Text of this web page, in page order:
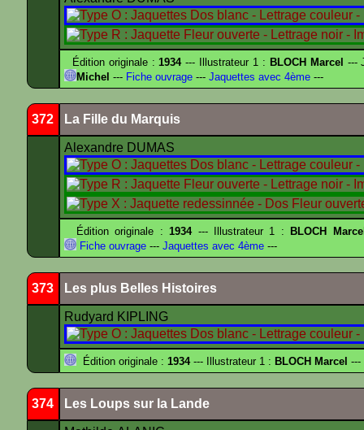
Édition originale :1934--- Illustrateur 1 : BLOCH Marcel ---
Michel --- Fiche ouvrage --- Jaquettes avec 4ème ---
372 La Fille du Marquis
Alexandre DUMAS
Édition originale :1934--- Illustrateur 1 :
BLOCH
Fiche ouvrage --- Jaquettes avec 4ème ---
373 Les plus Belles Histoires
Rudyard KIPLING
Édition originale : 1934--- Illustrateur 1 : BLOCH Marcel ---
374 Les Loups sur la Lande